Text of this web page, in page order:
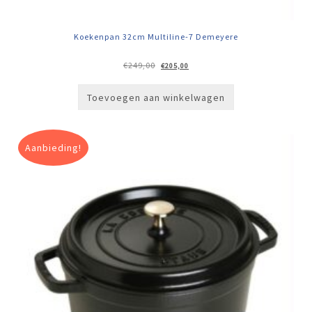
Koekenpan 32cm Multiline-7 Demeyere
€249,00
Oorspronkelijke
prijs
€205,00
prijs
Toevoegen aan winkelwagen
Aanbieding!